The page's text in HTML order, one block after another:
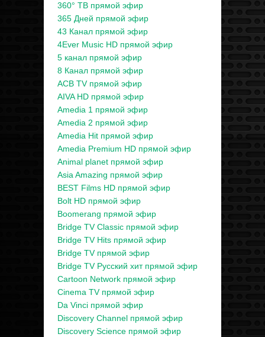
360° ТВ прямой эфир
365 Дней прямой эфир
43 Канал прямой эфир
4Ever Music HD прямой эфир
5 канал прямой эфир
8 Канал прямой эфир
ACB TV прямой эфир
AIVA HD прямой эфир
Amedia 1 прямой эфир
Amedia 2 прямой эфир
Amedia Hit прямой эфир
Amedia Premium HD прямой эфир
Animal planet прямой эфир
Asia Amazing прямой эфир
BEST Films HD прямой эфир
Bolt HD прямой эфир
Boomerang прямой эфир
Bridge TV Classic прямой эфир
Bridge TV Hits прямой эфир
Bridge TV прямой эфир
Bridge TV Русский хит прямой эфир
Cartoon Network прямой эфир
Cinema TV прямой эфир
Da Vinci прямой эфир
Discovery Channel прямой эфир
Discovery Science прямой эфир